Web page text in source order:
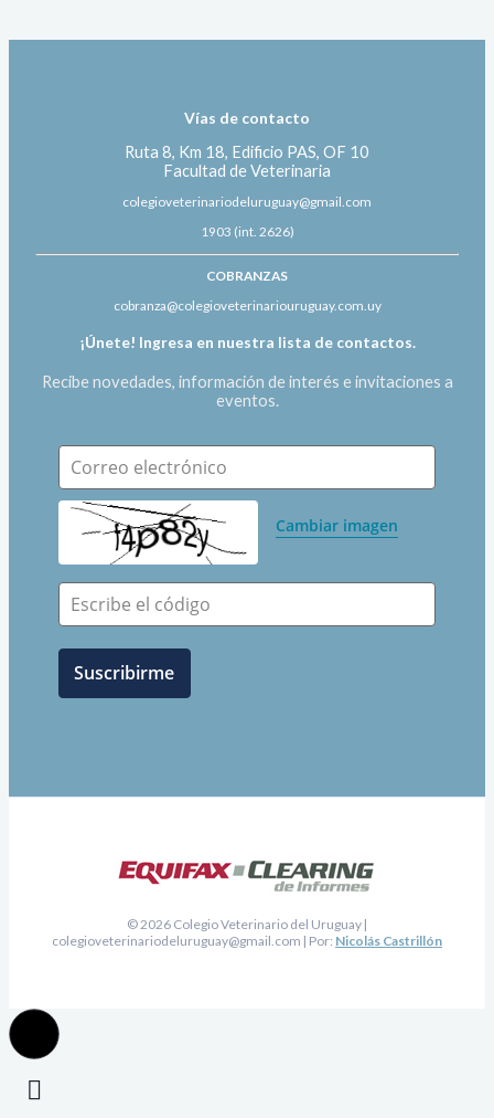
Vías de contacto
Ruta 8, Km 18, Edificio PAS, OF 10
Facultad de Veterinaria
colegioveterinariodeluruguay@gmail.com
1903 (int. 2626)
COBRANZAS
cobranza@colegioveterinariouruguay.com.uy
¡Únete! Ingresa en nuestra lista de contactos.
Recibe novedades, información de interés e invitaciones a
eventos.
Correo electrónico
Cambiar imagen
Escribe el código
© 2026 Colegio Veterinario del Uruguay |
colegioveterinariodeluruguay@gmail.com | Por: Nicolás Castrillón